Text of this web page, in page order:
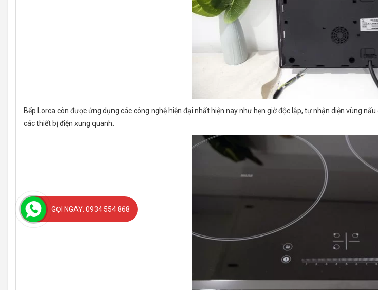
Bếp Lorca còn được ứng dụng các công nghệ hiện đại nhất hiện nay như hẹn giờ độc lập, tự nhận diện vùng
các thiết bị điện xung quanh.
GỌI NGAY: 0934 554 868